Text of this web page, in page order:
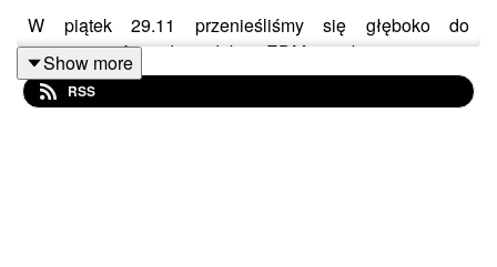
W piątek 29.11 przenieśliśmy się głęboko do
rzeczywistości gdzie dobre EDMowe brzmienie jest
esencją życia.
Show more
RSS